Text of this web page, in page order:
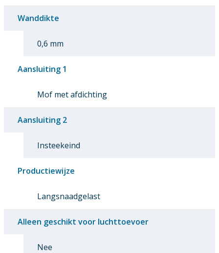
Wanddikte
0,6 mm
Aansluiting 1
Mof met afdichting
Aansluiting 2
Insteekeind
Productiewijze
Langsnaadgelast
Alleen geschikt voor luchttoevoer
Nee